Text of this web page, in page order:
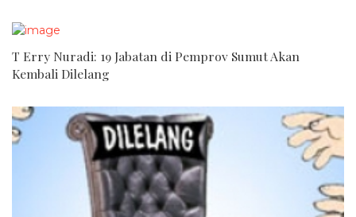
T Erry Nuradi: 19 Jabatan di Pemprov Sumut Akan
Kembali Dilelang